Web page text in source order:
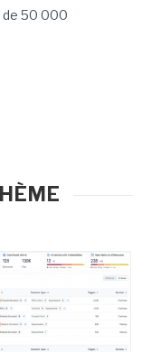
de 50 000